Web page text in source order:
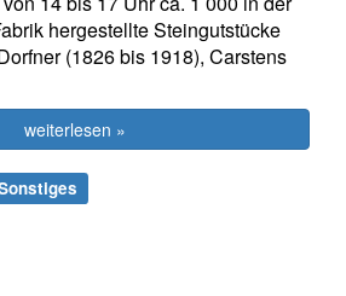
hergestellte Steingutstücke
(1826 bis 1918), Carstens
weiterlesen »